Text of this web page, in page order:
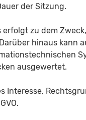
der Sitzung.
zu dem
hinaus kann
ausgewertet.
Interesse,